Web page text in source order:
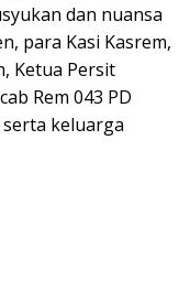
dan nuansa
para Kasi Kasrem,
Ketua Persit
Rem 043 PD
keluarga